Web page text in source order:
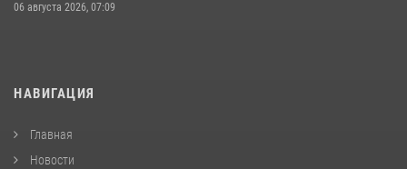
06 августа 2026, 07:09
НАВИГАЦИЯ
Главная
Новости